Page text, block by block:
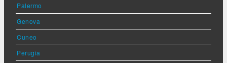
Palermo
Genova
Cuneo
Perugia